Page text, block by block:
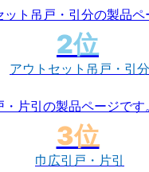
アウトセット吊戸・引分
巾広引戸・片引